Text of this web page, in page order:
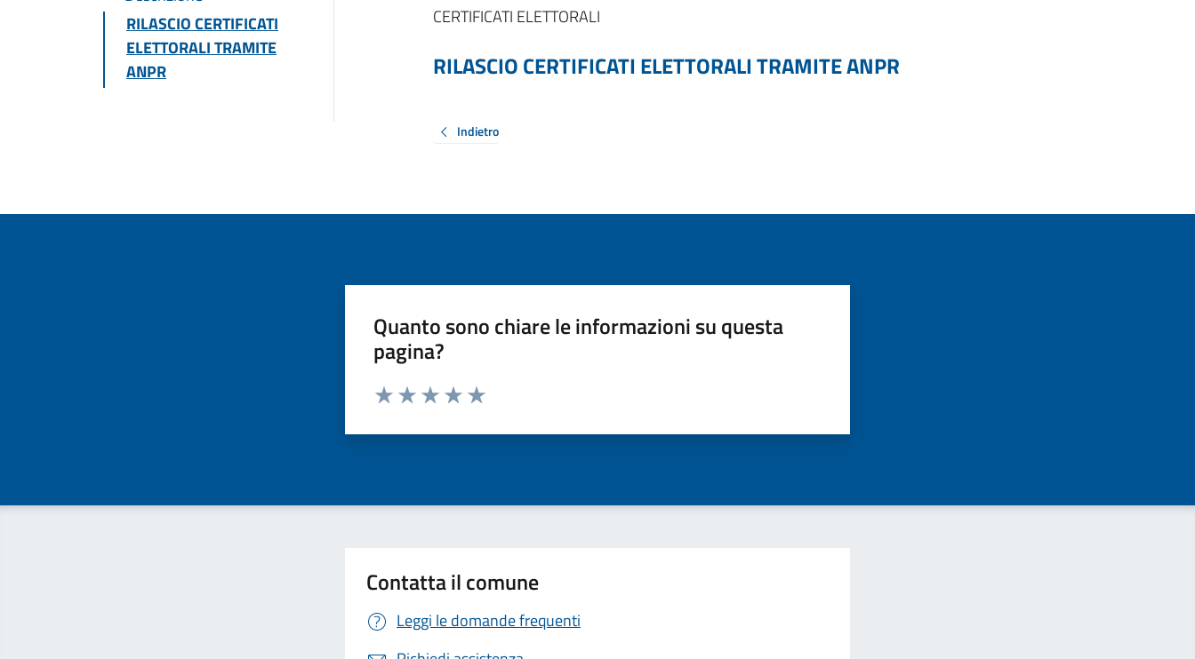
RILASCIO CERTIFICATI
ELETTORALI TRAMITE
ANPR
CERTIFICATI ELETTORALI
RILASCIO CERTIFICATI ELETTORALI TRAMITE ANPR
Indietro
Quanto sono chiare le informazioni su questa
pagina?
Valuta da 1 a 5 stelle la pagina
Contatta il comune
Leggi le domande frequenti